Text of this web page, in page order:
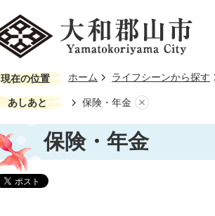
現在の位置 ホーム ライフシーンから探す
あしあと 保険・年金
保険・年金